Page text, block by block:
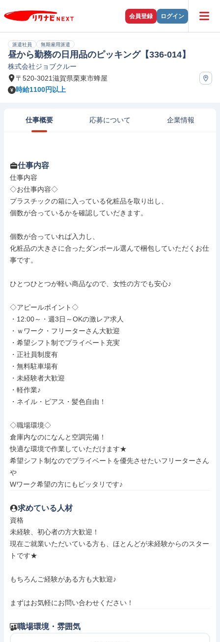
会員登録 ログイン
派遣社員 無期雇用派遣
昼から勤務の日用品のピッキング【336-014】
株式会社ジョブクルー
〒520-3021滋賀県栗東市蜂屋
時給1100円以上
仕事概要 応募について 企業情報
仕事内容
仕事内容
◇お仕事内容◇
プラスチックの箱に入っている化粧品を取り出し、
個数が合っているかを確認していだきます。
個数が合っていれば入力し、
化粧品の大きさに合ったダンボール選んで梱包していただくお仕
事です。
ひとつひとつが軽い商品なので、女性の方でも安心♪
◇アピールポイント◇
・12:00～・週3日～OKの激レア求人
・ｗワーク・フリーターさん大歓迎
・希望シフト制でプライベート充実
・正社員制度有
・無料駐車場有
・未経験者大歓迎
・軽作業♪
・ネイル・ピアス・髪色自由！
◇職場環境◇
倉庫内なのになんと空調完備！
快適な環境で作業していただけます★
希望シフト制なのでプライベートを優先させたいフリーターさん
や
Wワーク希望の方にもピッタリです♪
求めている人材
資格
未経験、初心者の方大歓迎！
現在ご就業いただいている方も、ほとんどが未経験からのスター
トです★
もちろんご経験がある方も大歓迎♪
まずはお気軽にお問い合わせください！
職場環境・雰囲気